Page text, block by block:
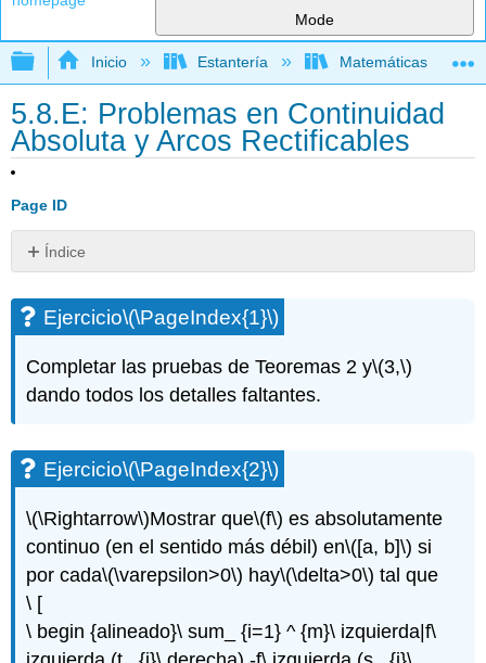
Mode
Expandir/contraer jerarquía global
Inicio Estantería Matemáticas
5.8.E: Problemas en Continuidad
Absoluta y Arcos Rectificables
Page ID
Índice
(\PageIndex{1}\)
Ejercicio\
Ejercicio\
(\PageIndex{3}\)
Ejercicio\
(\PageIndex{5}\)
Ejercicio\(\PageIndex{1}\)
Completar las pruebas de Teoremas 2 y\(3,\)
dando todos los detalles faltantes.
Ejercicio\(\PageIndex{2}\)
\(\Rightarrow\)Mostrar que\(f\) es absolutamente
continuo (en el sentido más débil) en\([a, b]\) si
por cada\(\varepsilon>0\) hay\(\delta>0\) tal que
\ [
\ begin {alineado}\ sum_ {i=1} ^ {m}\ izquierda|f\